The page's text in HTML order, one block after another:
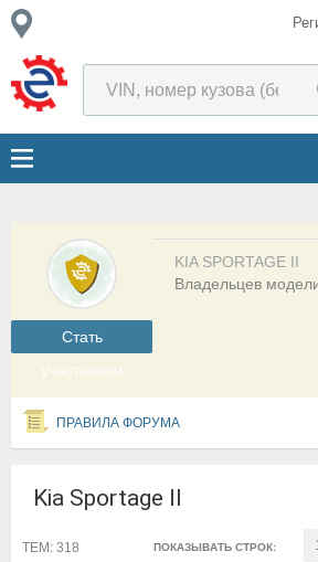
Cтать
участником
KIA SPORTAGE II
Владельцев
ПРАВИЛА ФОРУМА
Kia Sportage II
ПОКАЗЫВАТЬ СТРОК:
ТЕМ: 318